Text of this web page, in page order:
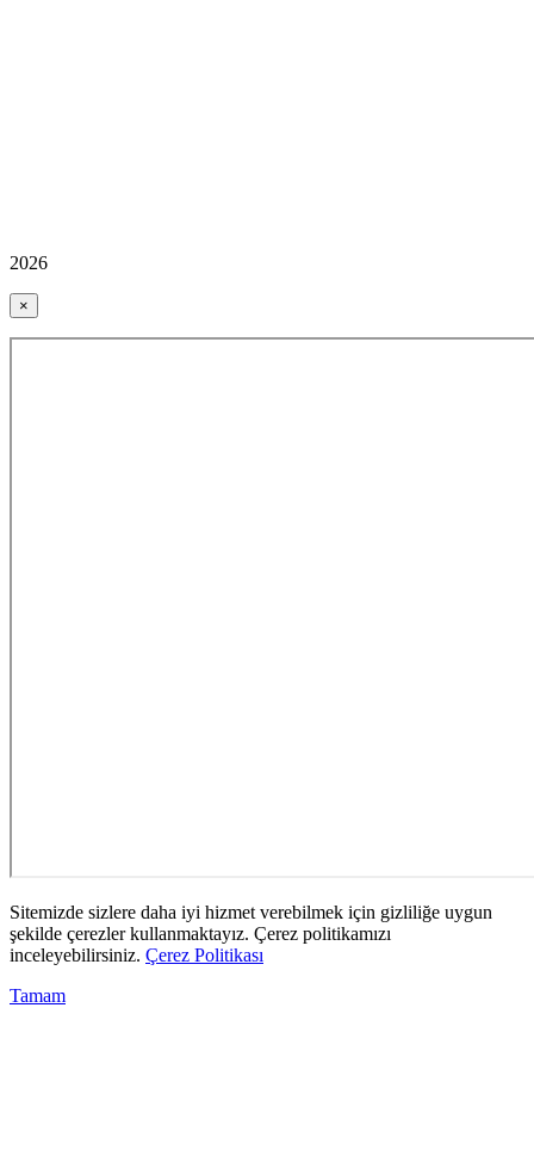
2026
×
Sitemizde sizlere daha iyi hizmet verebilmek için gizliliğe uygun
şekilde çerezler kullanmaktayız. Çerez politikamızı
inceleyebilirsiniz. Çerez Politikası
Tamam